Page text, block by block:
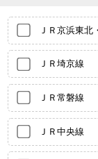
ＪＲ京浜東北
ＪＲ埼京線
ＪＲ常磐線
ＪＲ中央線